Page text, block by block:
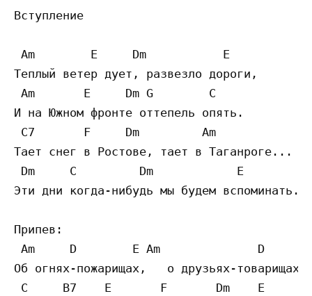
Вступление
Am        E     Dm           E
Теплый ветер дует, развезло дороги,
Am       E     Dm G        C
И на Южном фронте оттепель опять.
C7       F     Dm         Am
Тает снег в Ростове, тает в Таганроге...
Dm     C         Dm            E
Эти дни когда-нибудь мы будем вспоминать.
Припев:
Am     D        E Am              D
Об огнях-пожарищах,   о друзьях-товарищах
C     B7    E       F       Dm    E